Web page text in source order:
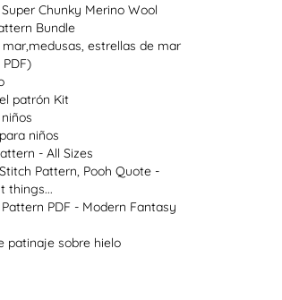
Chunky Merino Wool
Bundle
estrellas de mar
patrón Kit
niños
- All Sizes
Pattern, Pooh Quote -
things...
PDF - Modern Fantasy
patinaje sobre hielo